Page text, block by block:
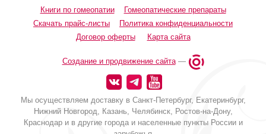
Книги по гомеопатии
Гомеопатические препараты
Скачать прайс-листы
Политика конфиденциальности
Договор оферты
Карта сайта
Создание и продвижение сайта—
Мы осуществляем доставку в Санкт-Петербург, Екатеринбург,
Нижний Новгород, Казань, Челябинск, Ростов-на-Дону,
Краснодар и в другие города и населенные пункты России и